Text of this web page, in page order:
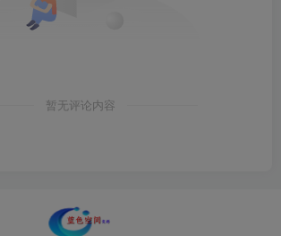
暂无评论内容